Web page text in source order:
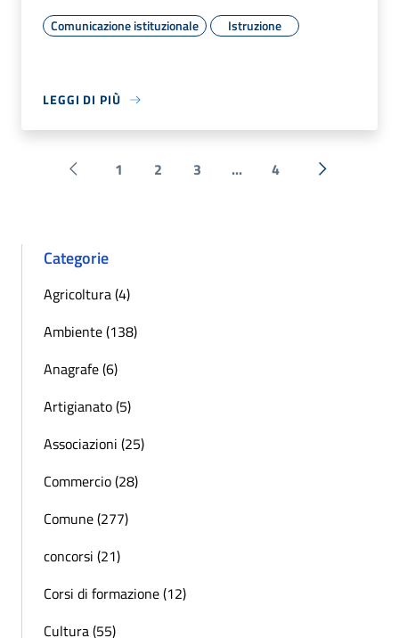
Comunicazione istituzionale Istruzione
LEGGI DI PIÙ
Pagina precedente
1 2 3 ... 4 Successiva
Categorie
Agricoltura (4)
Ambiente (138)
Anagrafe (6)
Artigianato (5)
Associazioni (25)
Commercio (28)
Comune (277)
concorsi (21)
Corsi di formazione (12)
Cultura (55)